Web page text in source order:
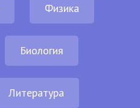
Физика
Биология
Литература